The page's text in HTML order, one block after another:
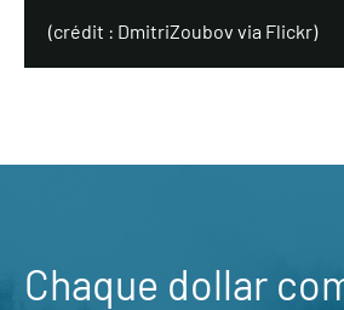
(crédit : DmitriZoubov via Flickr)
Chaque dollar